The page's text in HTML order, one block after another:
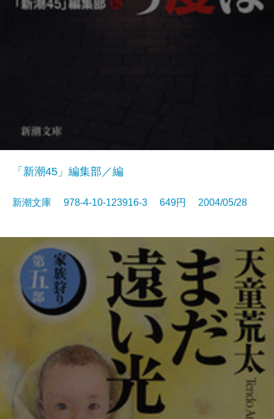
「新潮45」編集部／編
新潮文庫 978-4-10-123916-3 649円 2004/05/28